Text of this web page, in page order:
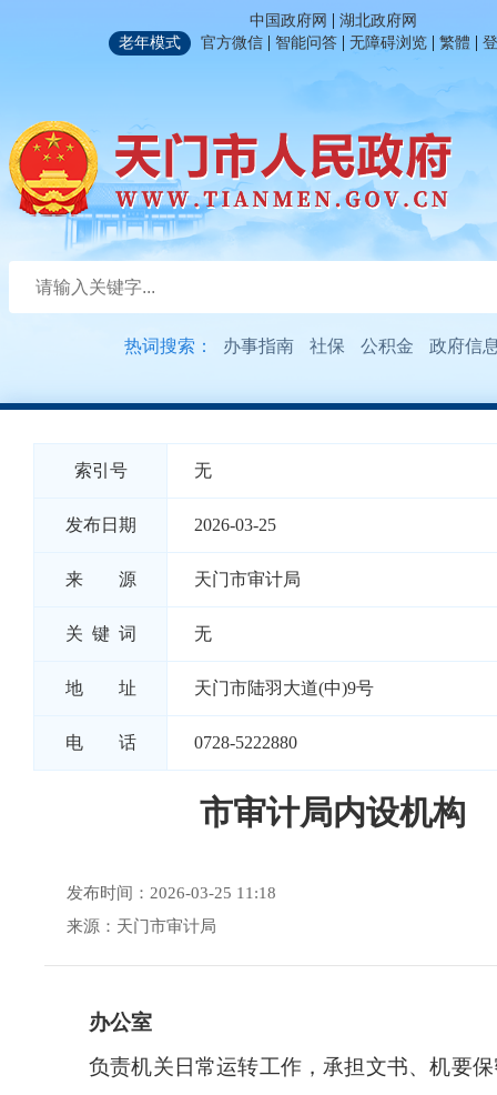
中国政府网 | 湖北政府网
老年模式
官方微信 | 智能问答 | 无障碍浏览 | 繁體 |
热词搜索： 办事指南 社保 公积金 政府信
索引号 无
发布日期 2026-03-25
来 源 天门市审计局
关 键 词 无
地 址 天门市陆羽大道(中)9号
电 话 0728-5222880
市审计局内设机构
发布时间：2026-03-25 11:18
来源：天门市审计局
办公室
负责机关日常运转工作，承担文书、机要